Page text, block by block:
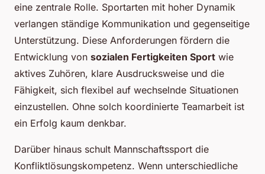
eine zentrale Rolle. Sportarten mit hoher Dynamik
verlangen ständige Kommunikation und gegenseitige
Unterstützung. Diese Anforderungen fördern die
Entwicklung von sozialen Fertigkeiten Sport wie
aktives Zuhören, klare Ausdrucksweise und die
Fähigkeit, sich flexibel auf wechselnde Situationen
einzustellen. Ohne solch koordinierte Teamarbeit ist
ein Erfolg kaum denkbar.
Darüber hinaus schult Mannschaftssport die
Konfliktlösungskompetenz. Wenn unterschiedliche